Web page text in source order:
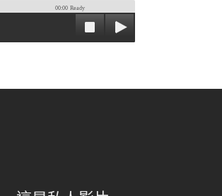
00:00 Ready